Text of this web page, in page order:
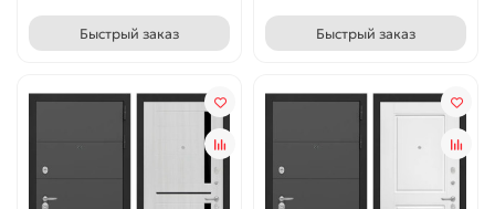
Быстрый заказ Быстрый заказ